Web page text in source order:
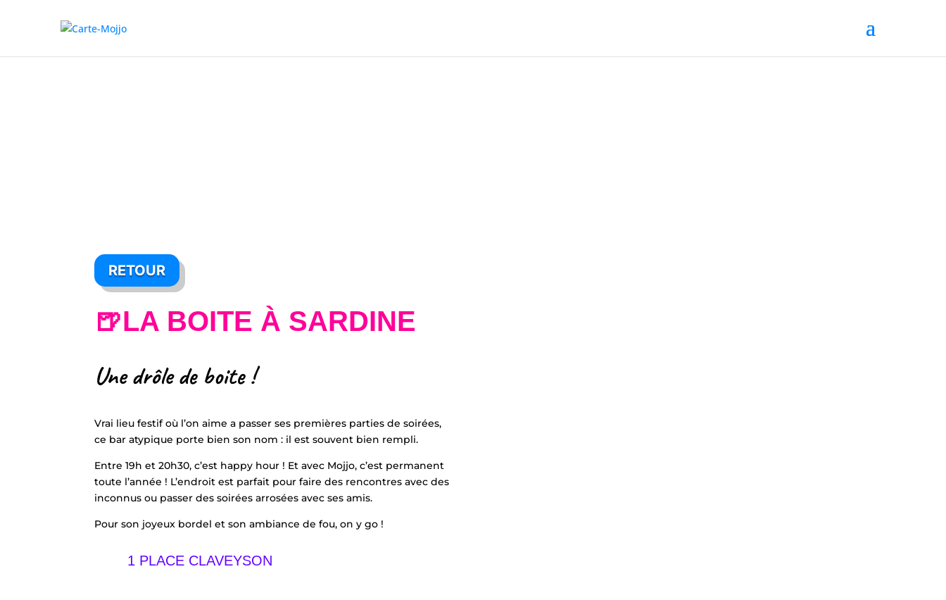
RETOUR
🍺LA BOITE À SARDINE
Une drôle de boite !
Vrai lieu festif où l’on aime a passer ses premières parties de soirées,
ce bar atypique porte bien son nom : il est souvent bien rempli.
Entre 19h et 20h30, c’est happy hour ! Et avec Mojjo, c’est permanent
toute l’année ! L’endroit est parfait pour faire des rencontres avec des
inconnus ou passer des soirées arrosées avec ses amis.
Pour son joyeux bordel et son ambiance de fou, on y go !
1 PLACE CLAVEYSON